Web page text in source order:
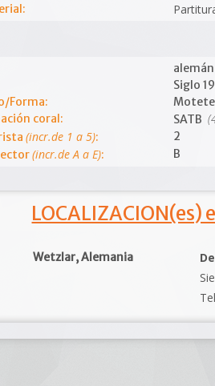
alemán
Siglo 19
Forma:
Motete
coral:
SATB
(incr.de 1 a 5):
2
(incr.de A a E): B
LOCALIZACION(es)
Wetzlar, Alemania